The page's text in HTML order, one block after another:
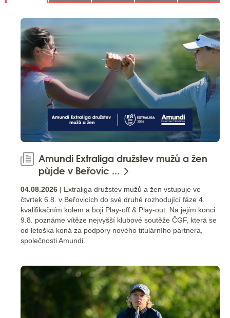
Amundi Extraliga družstev mužů a žen
půjde v Beřovic ...
04.08.2026 | Extraliga družstev mužů a žen vstupuje ve
čtvrtek 6.8. v Beřovicích do své druhé rozhodující fáze 4.
kvalifikačním kolem a boji Play-off & Play-out. Na jejím konci
9.8. poznáme vítěze nejvyšší klubové soutěže ČGF, která se
od letoška koná za podpory nového titulárního partnera,
společnosti Amundi.